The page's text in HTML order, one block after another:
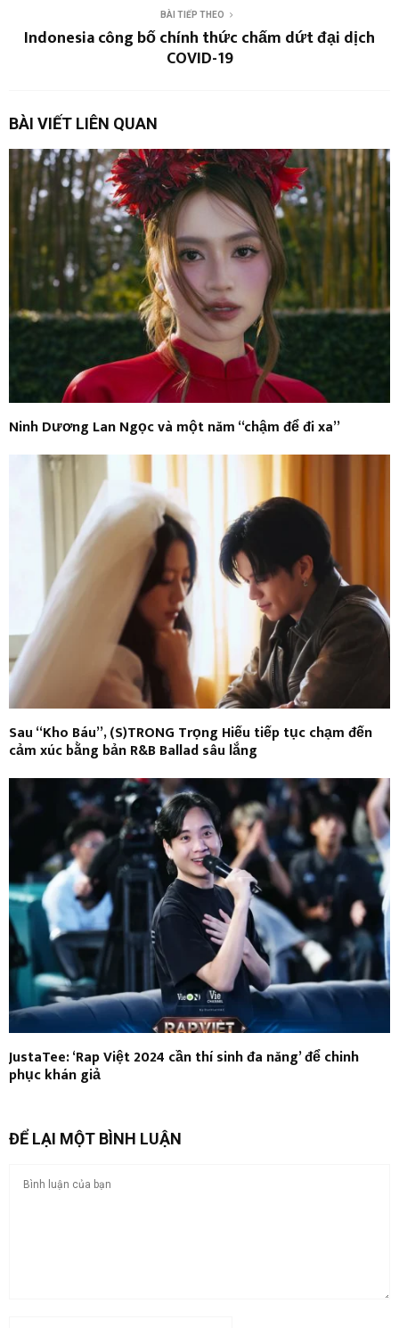
BÀI TIẾP THEO
Indonesia công bố chính thức chấm dứt đại dịch
COVID-19
BÀI VIẾT LIÊN QUAN
Ninh Dương Lan Ngọc và một năm “chậm để đi xa”
Sau “Kho Báu”, (S)TRONG Trọng Hiếu tiếp tục chạm đến
cảm xúc bằng bản R&B Ballad sâu lắng
JustaTee: ‘Rap Việt 2024 cần thí sinh đa năng’ để chinh
phục khán giả
ĐỂ LẠI MỘT BÌNH LUẬN